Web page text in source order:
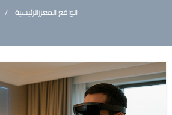
الرئيسيةالواقع المعزز